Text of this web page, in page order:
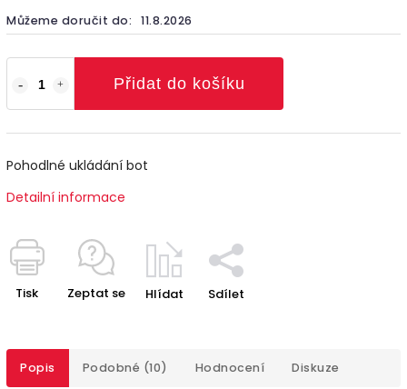
Můžeme doručit do: 11.8.2026
Přidat do košíku
Pohodlné ukládání bot
Detailní informace
Tisk Zeptat se Hlídat Sdílet
Popis Podobné (10) Hodnocení Diskuze